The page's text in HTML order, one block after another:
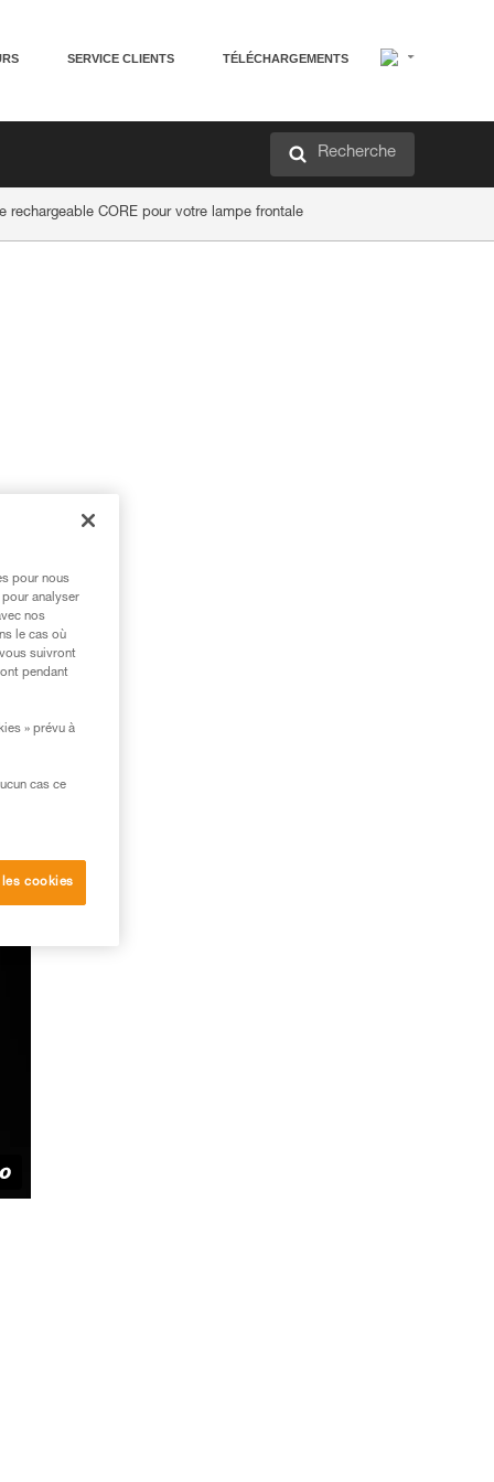
SERVICE CLIENTS TÉLÉCHARGEMENTS
Recherche
CORE pour votre lampe frontale
pour nous
analyser
nos
le cas où
suivront
pendant
» prévu à
cas ce
cookies